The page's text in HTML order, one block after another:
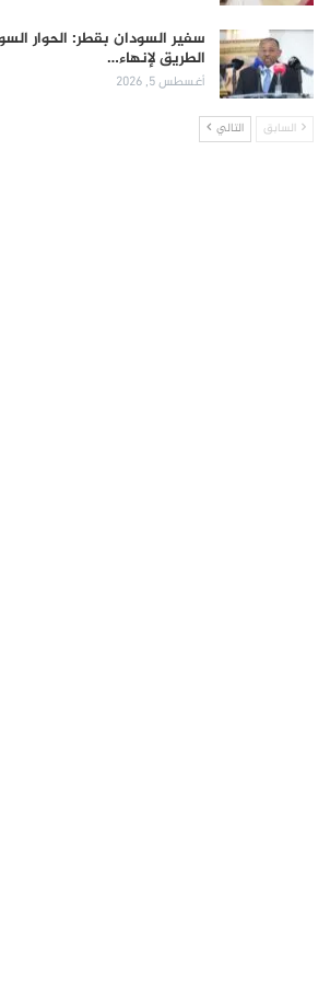
سفير السودان بقطر: الحوار
الطريق لإنهاء…
أغسطس 5, 2026
السابق التالي